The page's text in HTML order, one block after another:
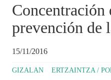
Concentración
prevención de
15/11/2016
GIZALAN ERTZAINTZA /